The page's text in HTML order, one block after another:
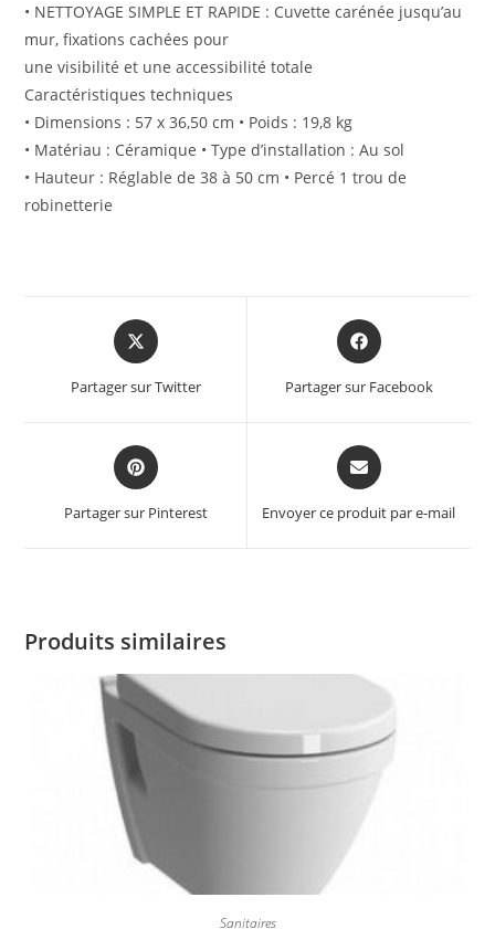
• NETTOYAGE SIMPLE ET RAPIDE : Cuvette carénée jusqu’au
mur, fixations cachées pour
une visibilité et une accessibilité totale
Caractéristiques techniques
• Dimensions : 57 x 36,50 cm • Poids : 19,8 kg
• Matériau : Céramique • Type d’installation : Au sol
• Hauteur : Réglable de 38 à 50 cm • Percé 1 trou de
robinetterie
Partager sur Twitter Partager sur Facebook
Partager sur Pinterest Envoyer ce produit par e-mail
Produits similaires
Sanitaires